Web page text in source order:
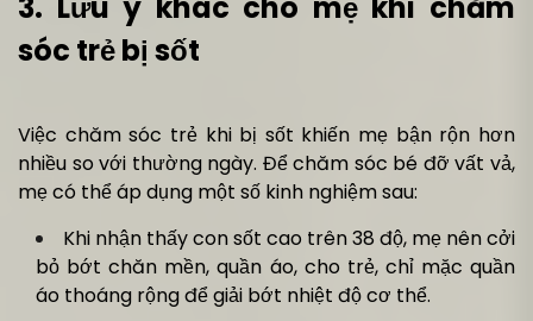
sóc trẻ bị sốt
Việc chăm sóc trẻ khi bị sốt khiến mẹ bận rộn hơn
nhiều so với thường ngày. Để chăm sóc bé đỡ vất vả,
mẹ có thể áp dụng một số kinh nghiệm sau:
Khi nhận thấy con sốt cao trên 38 độ, mẹ nên cởi
bỏ bớt chăn mền, quần áo, cho trẻ, chỉ mặc quần
áo thoáng rộng để giải bớt nhiệt độ cơ thể.